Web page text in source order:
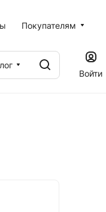
Покупателям
Войти